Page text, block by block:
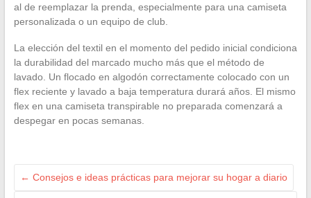
al de reemplazar la prenda, especialmente para una camiseta
personalizada o un equipo de club.
La elección del textil en el momento del pedido inicial condiciona
la durabilidad del marcado mucho más que el método de
lavado. Un flocado en algodón correctamente colocado con un
flex reciente y lavado a baja temperatura durará años. El mismo
flex en una camiseta transpirable no preparada comenzará a
despegar en pocas semanas.
← Consejos e ideas prácticas para mejorar su hogar a diario